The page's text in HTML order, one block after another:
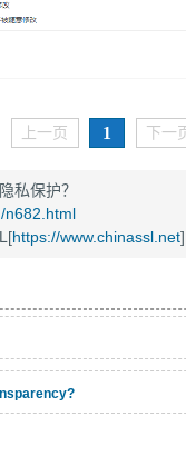
上一页 1 下一
私保护？
n682.html
https://www.chinassl.net]